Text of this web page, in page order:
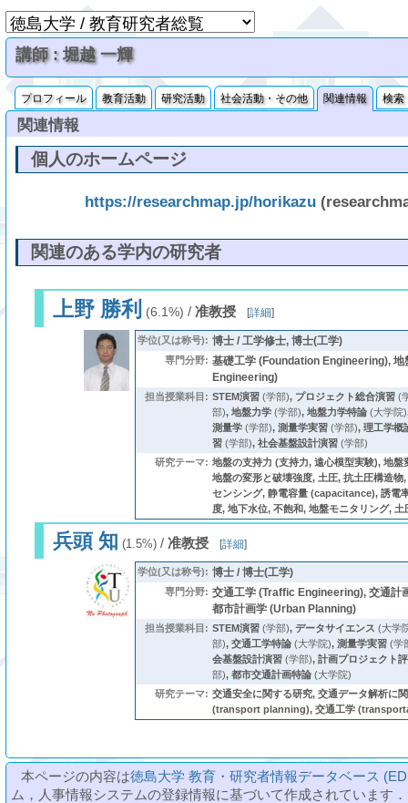
講師 : 堀越 一輝
プロフィール 教育活動 研究活動 社会活動・その他 関連情報 検索
関連情報
個人のホームページ
https://researchmap.jp/horikazu
関連のある学内の研究者
上野 勝利 (6.1%) / 准教授 [詳細]
学位(又は称号): 博士 / 工学修士, 博士(工学)
専門分野: 基礎工学 (Foundation Engineering),
Engineering)
担当授業科目: STEM演習(学部), プロジェクト総合演習(
部), 地盤力学(学部), 地盤力学特論(大学院)
測量学(学部), 測量学実習(学部), 理工学概
習(学部), 社会基盤設計演習(学部)
研究テーマ: 地盤の支持力 (支持力, 遠心模型実験), 地盤
地盤の変形と破壊強度, 土圧, 抗土圧構造物
センシング, 静電容量 (capacitance), 誘電
度, 地下水位, 不飽和, 地盤モニタリング,
兵頭 知 (1.5%)/ 准教授 [詳細]
学位(又は称号): 博士 / 博士(工学)
専門分野: 交通工学 (Traffic Engineering), 交通計
都市計画学 (Urban Planning)
担当授業科目: STEM演習(学部), データサイエンス (大学
部), 交通工学特論(大学院), 測量学実習(学
会基盤設計演習(学部), 計画プロジェクト
部), 都市交通計画特論(大学院)
研究テーマ: 交通安全に関する研究, 交通データ解析に
(transport planning), 交通工学
本ページの内容は徳島大学 教育・研究者情報データベース
ム，人事情報システムの登録情報に基づいて作成されています